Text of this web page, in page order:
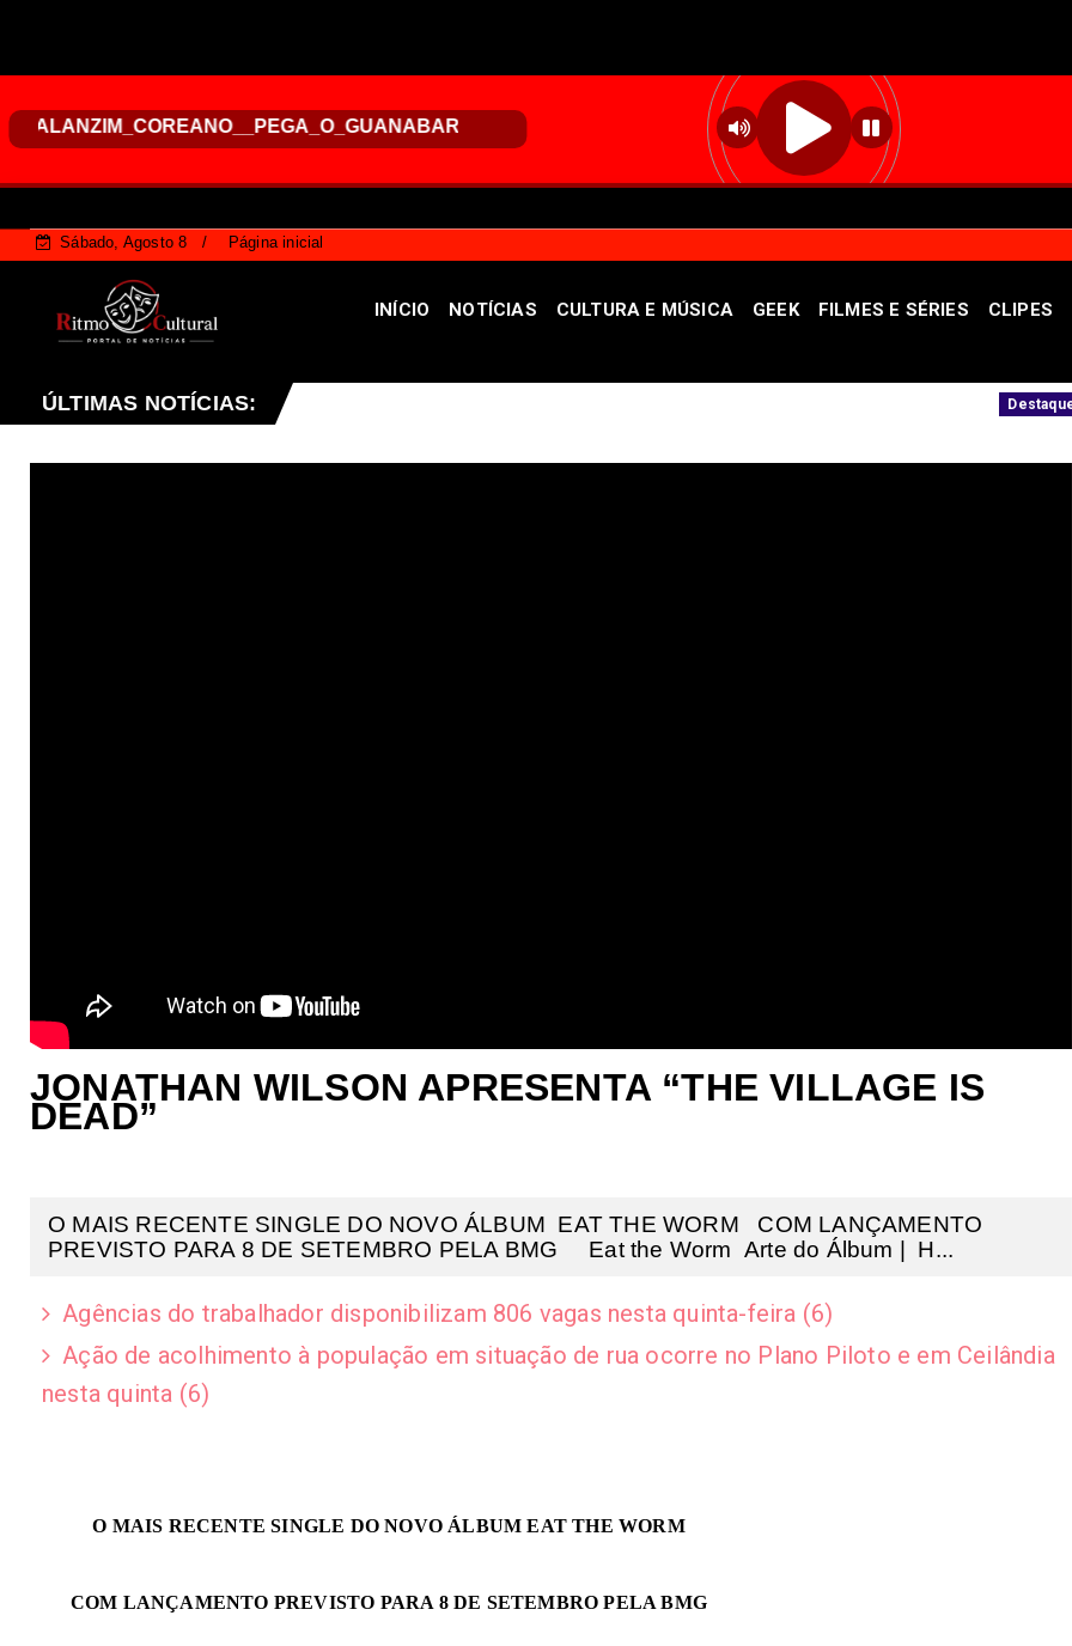
Sábado, Agosto 8 Página inicial
INÍCIO NOTÍCIAS CULTURA E MÚSICA GEEK FILMES E SÉRIES CLIPES
ÚLTIMAS NOTÍCIAS:
ajudar a combater vandalismo em paradas de ônibus: saiba como denunciar Semana termina no
JONATHAN WILSON APRESENTA “THE VILLAGE IS
DEAD”
O MAIS RECENTE SINGLE DO NOVO ÁLBUM EAT THE WORM COM LANÇAMENTO
PREVISTO PARA 8 DE SETEMBRO PELA BMG Eat the Worm Arte do Álbum | H...
Agências do trabalhador disponibilizam 806 vagas nesta quinta-feira (6)
Ação de acolhimento à população em situação de rua ocorre no Plano Piloto e em Ceilândia
nesta quinta (6)
O MAIS RECENTE SINGLE DO NOVO ÁLBUMEAT THE WORM
COM LANÇAMENTO PREVISTO PARA 8 DE SETEMBRO PELA BMG